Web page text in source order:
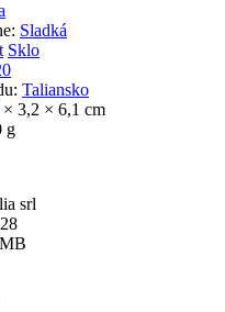
Sladká
Sklo
Taliansko
3,2 × 6,1 cm
g
srl